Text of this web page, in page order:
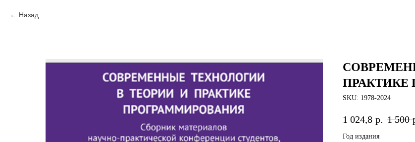
Назад
ПРАКТИКЕ
SKU: 1978-2024
1 024,8 р. 1 500
Год издания